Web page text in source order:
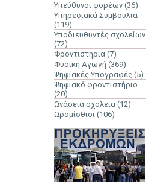
Υπεύθυνοι φορέων (36)
Υπηρεσιακά Συμβούλια
(119)
Υποδιευθυντές σχολείων
(72)
Φροντιστήρια (7)
Φυσική Αγωγή (369)
Ψηφιακές Υπογραφές (5)
Ψηφιακό φροντιστήριο
(20)
Ωνάσεια σχολεία (12)
Ωρομίσθιοι (106)